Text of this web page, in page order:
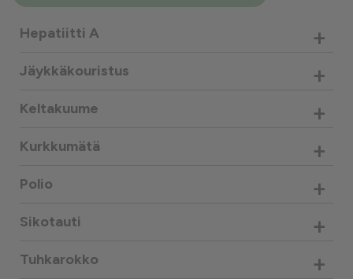
Hepatiitti A +
Jäykkäkouristus +
Keltakuume +
Kurkkumätä +
Polio +
Sikotauti +
Tuhkarokko +